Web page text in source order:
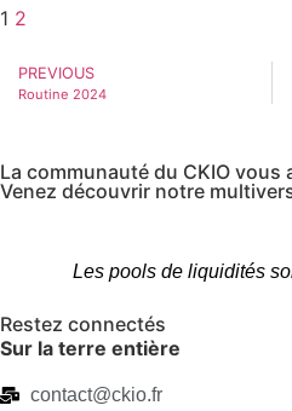
1 2
PREVIOUS
Routine 2024
La communauté du CKIO
Venez découvrir notre
Les pools de liquidités
Restez connectés
Sur la terre entière
contact@ckio.fr